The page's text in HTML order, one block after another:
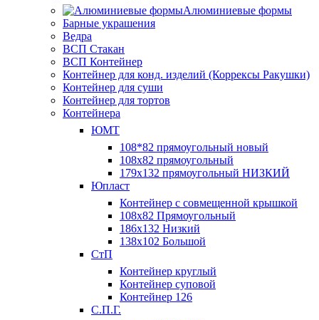
Алюминиевые формы
Барные украшения
Ведра
ВСП Стакан
ВСП Контейнер
Контейнер для конд. изделий (Коррексы Ракушки)
Контейнер для суши
Контейнер для тортов
Контейнера
ЮМТ
108*82 прямоугольный новый
108х82 прямоугольный
179х132 прямоугольный НИЗКИЙ
Юпласт
Контейнер с совмещенной крышкой
108х82 Прямоугольный
186х132 Низкий
138х102 Большой
СтП
Контейнер круглый
Контейнер суповой
Контейнер 126
С.П.Г.